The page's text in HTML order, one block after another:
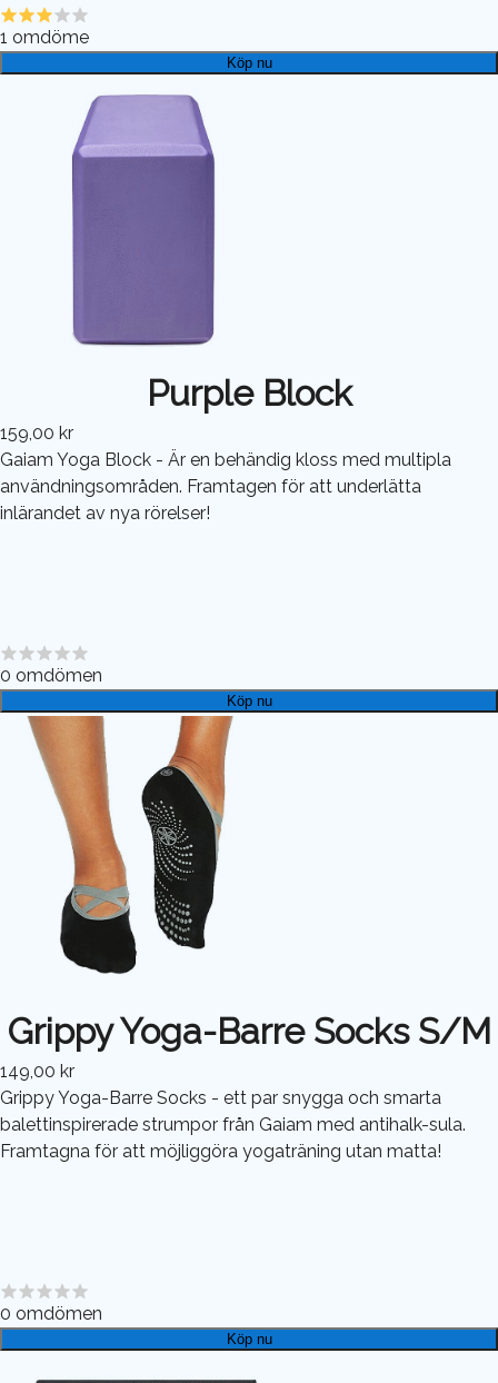
1 omdöme
Köp nu
Purple Block
159,00 kr
Gaiam Yoga Block - Är en behändig kloss med multipla
användningsområden. Framtagen för att underlätta
inlärandet av nya rörelser!
0 omdömen
Köp nu
Grippy Yoga-Barre Socks S/M
149,00 kr
Grippy Yoga-Barre Socks - ett par snygga och smarta
balettinspirerade strumpor från Gaiam med antihalk-sula.
Framtagna för att möjliggöra yogaträning utan matta!
0 omdömen
Köp nu